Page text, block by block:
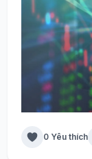
0 Yêu thích